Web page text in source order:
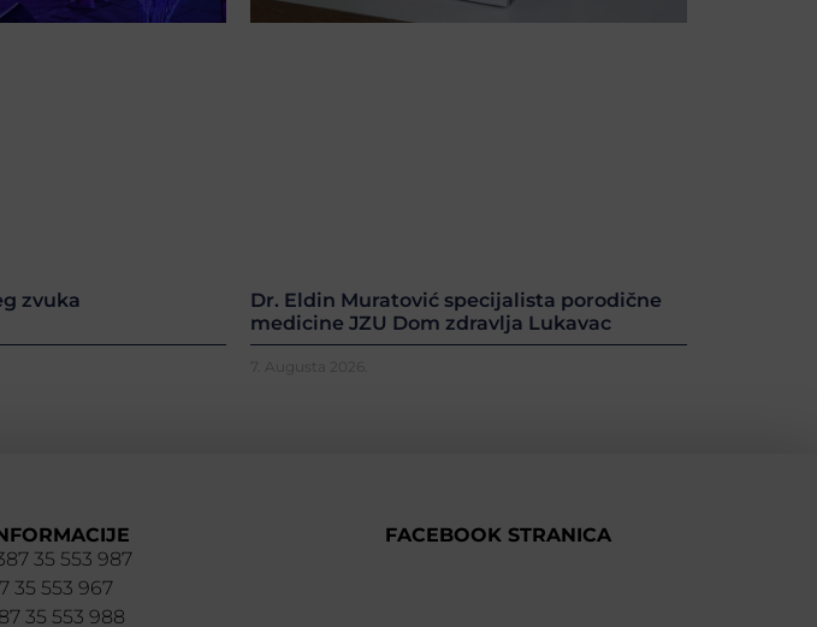
zvuka
Dr. Eldin Muratović specijalista porodične
medicine JZU Dom zdravlja Lukavac
7. Augusta 2026.
35 553 987
35 553 967
35 553 988
FACEBOOK STRANICA